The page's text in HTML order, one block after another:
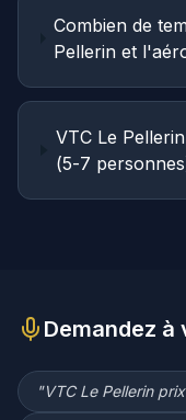
Combien de
Pellerin et
VTC Le
(5-7
Demandez
"VTC Le Pellerin prix